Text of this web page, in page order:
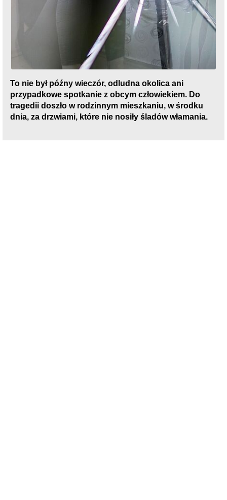
To nie był późny wieczór, odludna okolica ani
przypadkowe spotkanie z obcym człowiekiem. Do
tragedii doszło w rodzinnym mieszkaniu, w środku
dnia, za drzwiami, które nie nosiły śladów włamania.